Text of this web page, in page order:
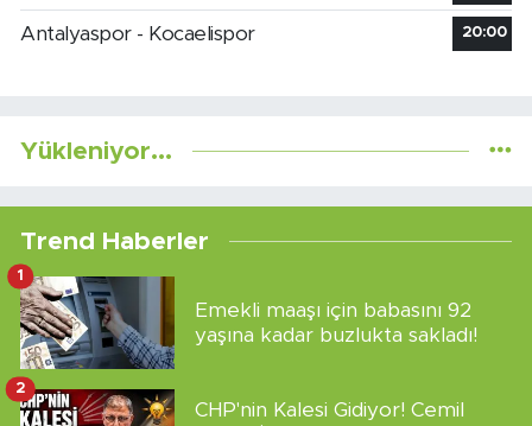
Antalyaspor - Kocaelispor 20:00
Yükleniyor...
Trend Haberler
Emekli maaşı için babasını 92
yaşına kadar buzlukta sakladı!
1
CHP'nin Kalesi Gidiyor! Cemil
2